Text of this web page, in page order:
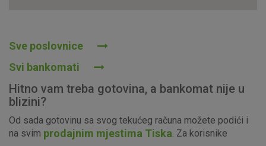
Sve poslovnice
Svi bankomati
Hitno vam treba gotovina, a bankomat nije u
blizini?
Od sada gotovinu sa svog tekućeg računa možete podići i
na svim prodajnim mjestima Tiska . Za korisnike
Ovi kolačići nužni su za funkcioniranje internetske stranice i
postavljaju kao odgovor na vaše radnje koje uključuju zahtjev
za uslugama, kao što su postavke kolačića. Svoj preglednik